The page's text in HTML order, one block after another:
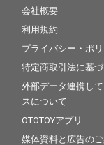
会社概要
利用規約
プライバシー・ポ
特定商取引法に基
外部データ連携し
スについて
OTOTOYアプリ
媒体資料と広告の